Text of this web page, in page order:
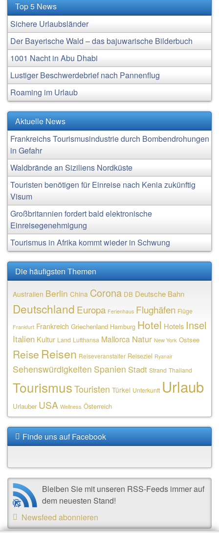
Top 5 News
Sichere Urlaubsländer
Der Bayerische Wald – das bajuwarische Bilderbuch
1001 Nacht in Abu Dhabi
Lustiger Beschwerdebrief nach Pannenflug
Roaming im Urlaub
Aktuelle News
Frankreichs Tourismusindustrie durch Bombendrohungen
in Gefahr
Waldbrände an Siziliens Nordküste
Touristen benötigen für Einreise nach Kenia zukünftig
Visum
Großbritannien fordert bald elektronische
Einreisegenehmigung
Tourismus in Afrika kommt wieder in Schwung
Die häufigsten Themen
Australien Berlin China Corona DB Deutsche Bahn
Deutschland Europa Ferienhaus Flughäfen Flüge
Frankfurt Frankreich Griechenland Hamburg Hotel Hotels Insel
Italien Kultur Land Lufthansa Mallorca Natur New York Ostsee
Reise Reisen Reiseveranstalter Reiseziel Ryanair
Sehenswürdigkeiten Spanien Stadt Strand Thailand
TourismusTouristen Türkei Unterkunft Urlaub
Urlauber USA Wellness Österreich
Finde uns auf Facebook
Bleiben Sie mit unseren RSS-Feeds immer auf
dem neuesten Stand!
Newsfeed abonnieren